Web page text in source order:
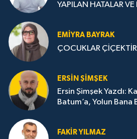
YAPILAN HATALAR
EMIYRA BAYRAK
ÇOCUKLAR
ERSIN ŞIMŞEK
Ersin Şimşek Yazdı:
Batum’a, Yolun Bana
FAKIR YILMAZ